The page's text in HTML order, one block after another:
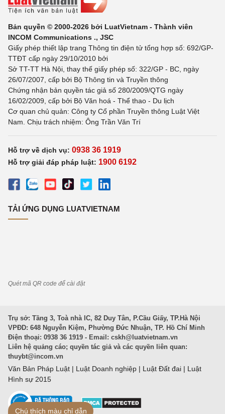
Bản quyền © 2000-2026 bởi LuatVietnam - Thành viên
INCOM Communications ., JSC
Giấy phép thiết lập trang Thông tin điện tử tổng hợp số: 692/GP-
TTĐT cấp ngày 29/10/2010 bởi
Sở TT-TT Hà Nội, thay thế giấy phép số: 322/GP - BC, ngày
26/07/2007, cấp bởi Bộ Thông tin và Truyền thông
Chứng nhận bản quyền tác giả số 280/2009/QTG ngày
16/02/2009, cấp bởi Bộ Văn hoá - Thể thao - Du lịch
Cơ quan chủ quản: Công ty Cổ phần Truyền thông Luật Việt
Nam. Chịu trách nhiệm: Ông Trần Văn Trí
Hỗ trợ về dịch vụ: 0938 36 1919
Hỗ trợ giải đáp pháp luật: 1900 6192
TẢI ỨNG DỤNG LUATVIETNAM
Quét mã QR code để cài đặt
Trụ sở: Tầng 3, Toà nhà IC, 82 Duy Tân, P.Cầu Giấy, TP.Hà Nội
VPĐD: 648 Nguyễn Kiệm, Phường Đức Nhuận, TP. Hồ Chí Minh
Điện thoại: 0938 36 1919 - Email: cskh@luatvietnam.vn
Liên hệ quảng cáo; quyền tác giả và các quyền liên quan:
thuybt@incom.vn
Văn Bản Pháp Luật | Luật Doanh nghiệp | Luật Đất đai | Luật
Hình sự 2015
Chú thích màu chỉ dẫn